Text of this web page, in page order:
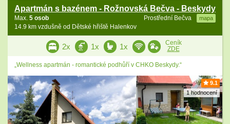
Apartmán s bazénem - Rožnovská Bečva - Beskydy
Prostřední Bečva mapa
Max. 5 osob
14.9 km vzdušně od Dětské hřiště Halenkov
2x 1x 1x
Ceník
ZDE
„Wellness apartmán - romantické podhůří v CHKO Beskydy.“
9.1
1 hodnocení